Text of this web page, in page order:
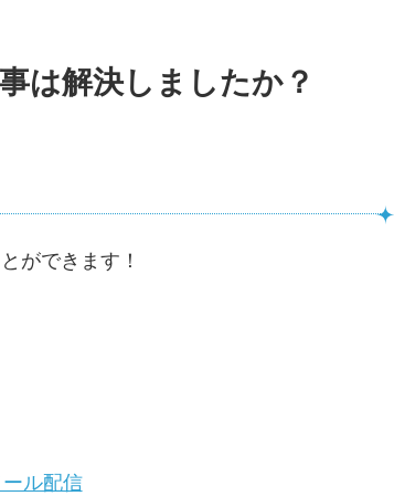
は解決しましたか？
ができます！
ル配信